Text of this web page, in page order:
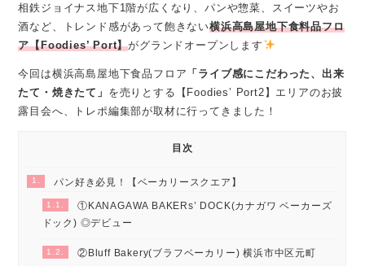
相鉄ジョイナス地下1階が広くなり、パンや惣菜、スイーツやお
酒など、トレンド感があって飽きない横浜高島屋地下食料品フロ
ア【Foodies’ Port】がグランドオープンします
今回は横浜高島屋地下食品フロア 「ライブ感にこだわった、出来
たて・焼きたて」 を売りとする【Foodies’ Port2】エリアのお披
露目会へ、トレポ編集部が取材に行ってきました！
目次
1. パン好き必見！【ベーカリースクエア】
1.1.
①KANAGAWA BAKERs’ DOCK(カナガワ ベーカーズ
ドック) ◎デビュー
1.2. ②Bluff Bakery(ブラフベーカリー) 横浜市中区元町